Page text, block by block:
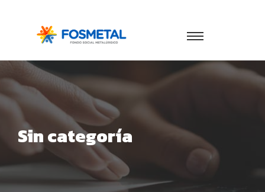
Sin categoría